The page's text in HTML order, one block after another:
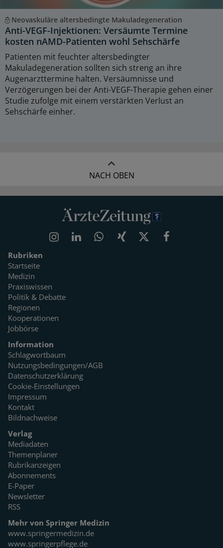
Neovaskuläre altersbedingte Makuladegeneration
Anti-VEGF-Injektionen: Versäumte Termine
kosten nAMD-Patienten wohl Sehschärfe
Patienten mit feuchter altersbedingter
Makuladegeneration sollten sich streng an ihre
Augenarzttermine halten. Versäumnisse und
Verzögerungen bei der Anti-VEGF-Therapie gehen einer
Studie zufolge mit einem verstärkten Verlust an
Sehschärfe einher.
NACH OBEN
Rubriken
Startseite
Medizin
Praxiswissen
Politik & Debatte
Regionen
Kooperationen
Jobbörse
Information
Schlagwortbaum
Nutzungsbedingungen/AGB
Datenschutzerklärung
Cookie-Einstellungen
Impressum
Kontakt
Bildnachweise
Verlag
Mediadaten
Themenplaner
Rubrikanzeigen
Abonnements
E-Paper
Newsletter
RSS
Mehr von Springer Medizin
www.springermedizin.de
www.springerpflege.de